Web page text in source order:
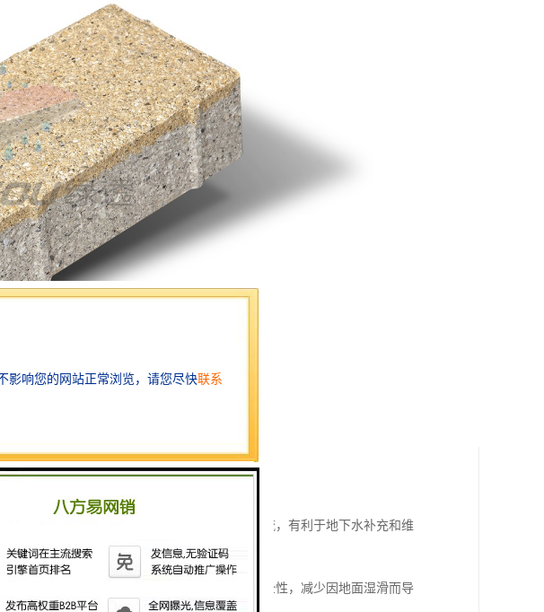
供良好的渗水透气性，减少地表积水和雨水径流，有利于地下水补充和维
人行道、广场等地面的摩擦力，提高行走的安全性，减少因地面湿滑而导